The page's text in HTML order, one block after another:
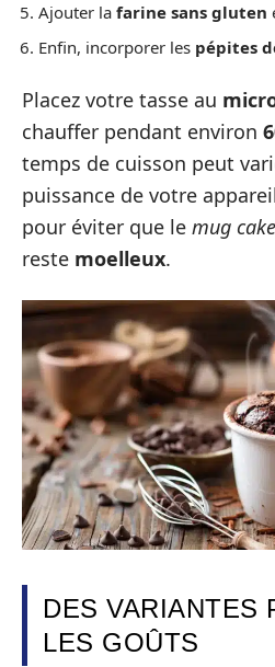
Ajouter la farine sans gluten
Enfin, incorporer les pépites
Placez votre tasse au
chauffer pendant environ
temps de cuisson peut
puissance de votre
pour éviter que le mug cake
reste moelleux.
DES VARIANTES
LES GOÛTS